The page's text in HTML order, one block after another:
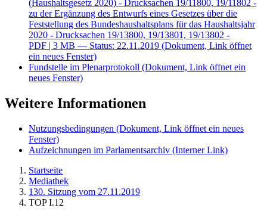
(Haushaltsgesetz 2020) - Drucksachen 19/11800, 19/11802 -
zu der Ergänzung des Entwurfs eines Gesetzes über die
Feststellung des Bundeshaushaltsplans für das Haushaltsjahr
2020 - Drucksachen 19/13800, 19/13801, 19/13802 -
PDF | 3 MB — Status: 22.11.2019 (Dokument, Link öffnet
ein neues Fenster)
Fundstelle im Plenarprotokoll (Dokument, Link öffnet ein
neues Fenster)
Weitere Informationen
Nutzungsbedingungen (Dokument, Link öffnet ein neues
Fenster)
Aufzeichnungen im Parlamentsarchiv (Interner Link)
Startseite
Mediathek
130. Sitzung vom 27.11.2019
TOP I.12